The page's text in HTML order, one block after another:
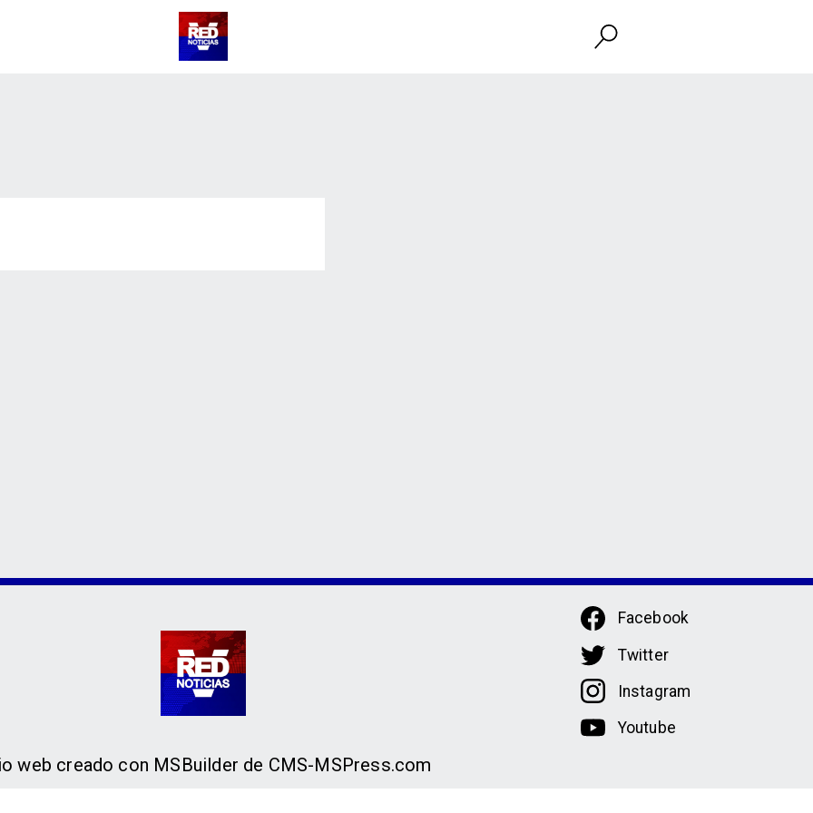
web creado con MSBuilder de CMS-MSPress.com
Facebook
Twitter
Instagram
Youtube